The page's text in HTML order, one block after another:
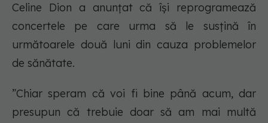
Celine Dion a anunțat că își reprogramează
concertele pe care urma să le susțină în
următoarele două luni din cauza problemelor
de sănătate.
”Chiar speram că voi fi bine până acum, dar
presupun că trebuie doar să am mai multă